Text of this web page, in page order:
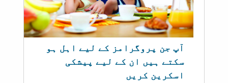
آپ جن پروگرامز کے لیے اہل ہو
سکتے ہیں ان کے لیے پیشکی
اسکرین کریں